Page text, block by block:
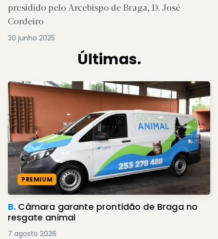
presidido pelo Arcebispo de Braga, D. José
Cordeiro
30 junho 2025
Últimas.
PREMIUM
B. Câmara garante prontidão de Braga no
resgate animal
7 agosto 2026